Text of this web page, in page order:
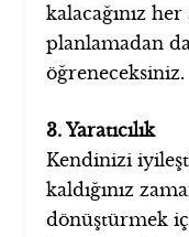
kalacağınız
planlamadan
öğreneceksiniz.
3. Yaratıcılık
Kendinizi
kaldığınız
dönüştürmek